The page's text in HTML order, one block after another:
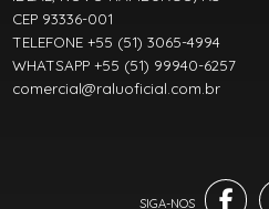
CEP 93336-001
TELEFONE +55 (51) 3065-4994
WHATSAPP +55 (51) 99940-6257
comercial@raluoficial.com.br